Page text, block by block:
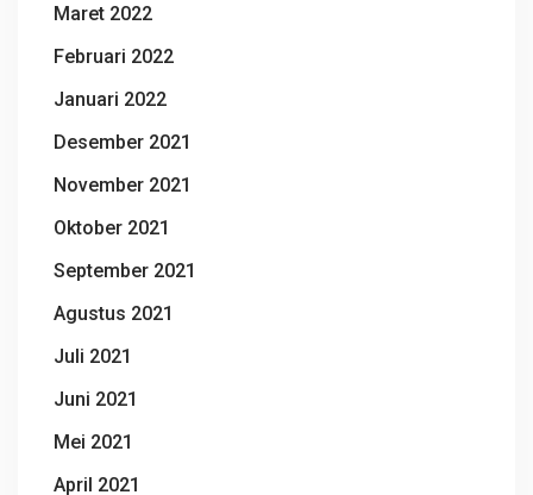
Maret 2022
Februari 2022
Januari 2022
Desember 2021
November 2021
Oktober 2021
September 2021
Agustus 2021
Juli 2021
Juni 2021
Mei 2021
April 2021